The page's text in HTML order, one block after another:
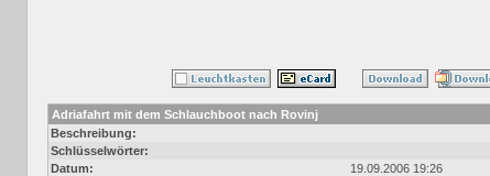
Adriafahrt mit dem Schlauchboot nach Rovinj
Beschreibung:
Schlüsselwörter:
Datum:
19.09.2006 19:26